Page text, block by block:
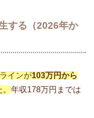
する（2026年か
インが103万円から
年収178万円までは